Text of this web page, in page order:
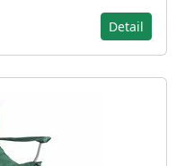
Detail